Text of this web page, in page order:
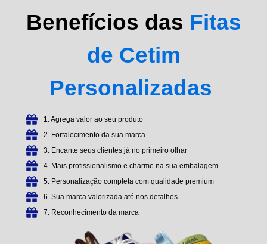
Benefícios das Fitas
de Cetim
Personalizadas
1. Agrega valor ao seu produto
2. Fortalecimento da sua marca
3. Encante seus clientes já no primeiro olhar
4. Mais profissionalismo e charme na sua embalagem
5. Personalização completa com qualidade premium
6. Sua marca valorizada até nos detalhes
7. Reconhecimento da marca